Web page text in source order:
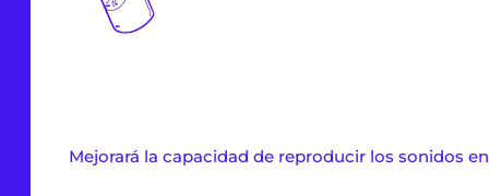
Mejorará la capacidad de reproducir los sonidos